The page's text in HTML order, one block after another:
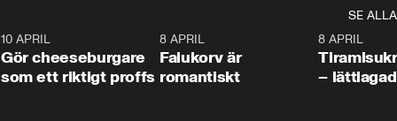
Dante regionen Emilia-Romagna och staden
Parma, där han upptäcker den genuina
matfilosofin Cucina Povera.
italiensk variant med
festliga snittar som
SE ALLA
2:04
10 APRIL
Gör cheeseburgare
som ett riktigt proffs
0:43
8 APRIL
Falukorv är
romantiskt
8 APRIL
–